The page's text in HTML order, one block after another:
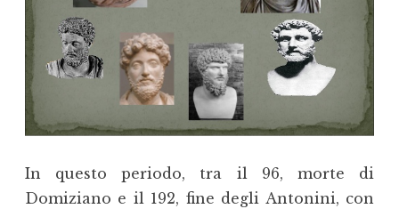
In questo periodo, tra il 96, morte di
Domiziano e il 192, fine degli Antonini, con